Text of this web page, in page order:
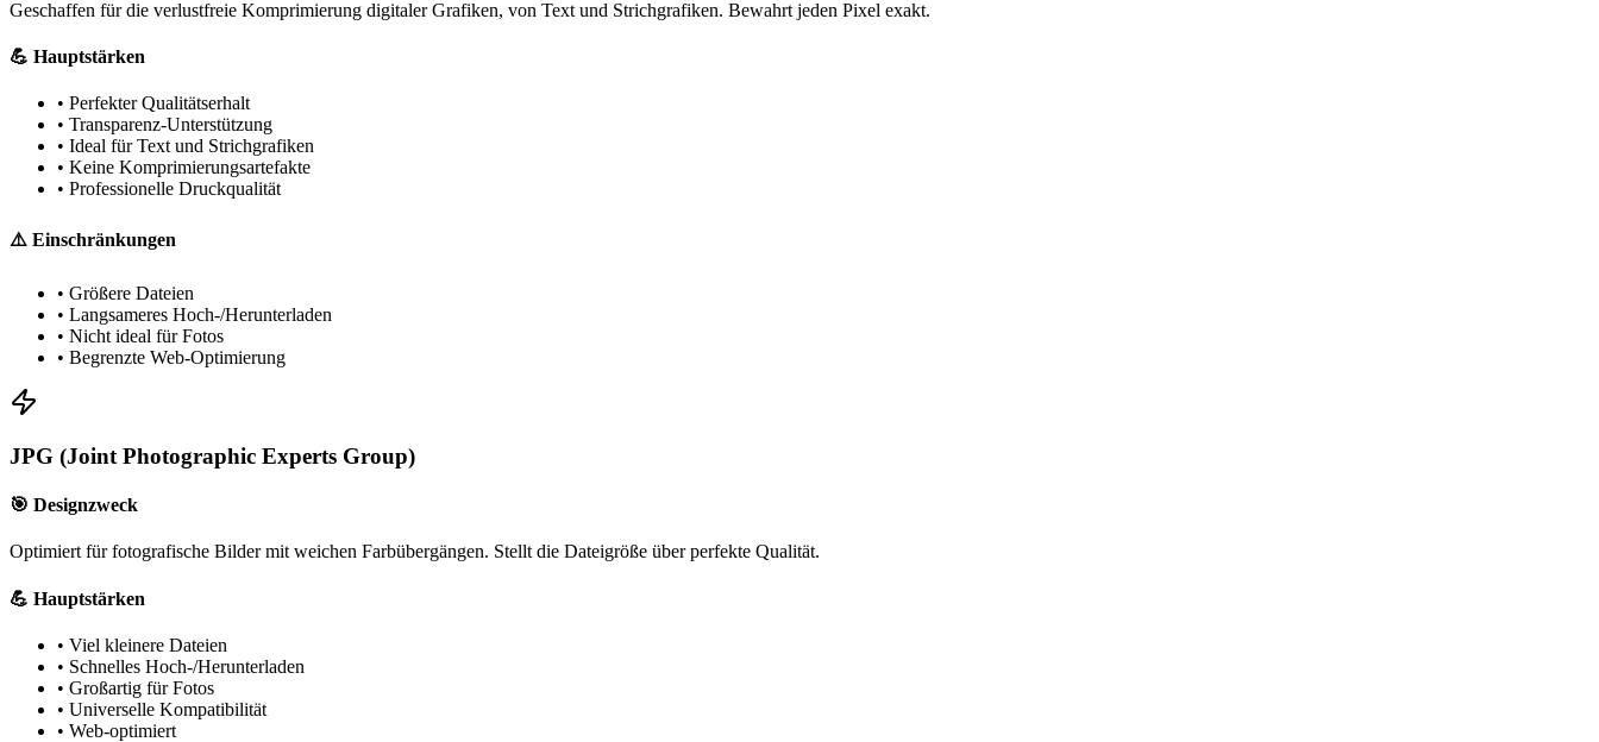
Geschaffen für die verlustfreie Komprimierung digitaler Grafiken, von Text und Strichgrafiken. Bewahrt jeden Pixel exakt.
💪 Hauptstärken
• Perfekter Qualitätserhalt
• Transparenz-Unterstützung
• Ideal für Text und Strichgrafiken
• Keine Komprimierungsartefakte
• Professionelle Druckqualität
⚠️ Einschränkungen
• Größere Dateien
• Langsameres Hoch-/Herunterladen
• Nicht ideal für Fotos
• Begrenzte Web-Optimierung
JPG (Joint Photographic Experts Group)
🎯 Designzweck
Optimiert für fotografische Bilder mit weichen Farbübergängen. Stellt die Dateigröße über perfekte Qualität.
💪 Hauptstärken
• Viel kleinere Dateien
• Schnelles Hoch-/Herunterladen
• Großartig für Fotos
• Universelle Kompatibilität
• Web-optimiert